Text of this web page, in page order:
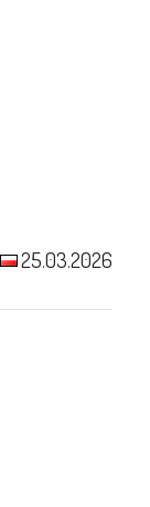
25.03.2026